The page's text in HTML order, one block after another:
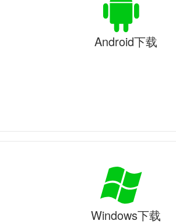
Android下载
Windows下载